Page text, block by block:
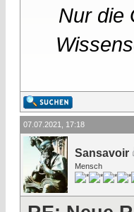
Nur die
07.07.2021, 17:18
Sansavoir
Mensch